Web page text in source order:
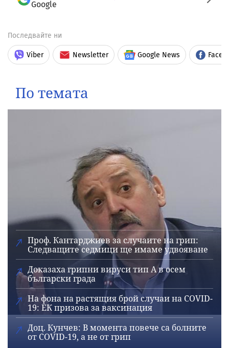
Google
Последвайте ни
Viber Newsletter Google News
По темата
Проф. Кантарджиев за случаите на грип:
Следващите седмици ще имаме удвояване
Доказаха грипни вируси тип А в осем
български града
На фона на растящия брой случаи на COVID-
19: ЕК призова за ваксинация
Доц. Кунчев: В момента повече са болните
от COVID-19, а не от грип